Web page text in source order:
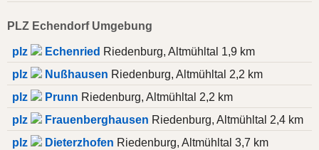
PLZ Echendorf Umgebung
plz Echenried Riedenburg, Altmühltal 1,9 km
plz
Nußhausen Riedenburg, Altmühltal 2,2 km
plz
Prunn Riedenburg, Altmühltal 2,2 km
plz
Frauenberghausen Riedenburg, Altmühltal 2,4 km
plz
Dieterzhofen Riedenburg, Altmühltal 3,7 km